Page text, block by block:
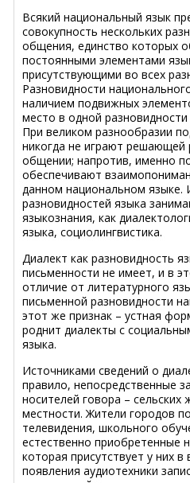
Всякий национальный язык
совокупность нескольких
общения, единство которых
постоянными элементами
присутствующими во всех
Разновидности
наличием подвижных
место в одной разновидности
При великом разнообразии
никогда не играют решающей
общении; напротив, именно
обеспечивают
данном национальном языке.
разновидностей языка
языкознания, как
языка, социолингвистика.
Диалект как разновидность
письменности не имеет, и в
отличие от литературного
письменной разновидности
этот же признак – устная
роднит диалекты с
языка.
Источниками сведений о
правило, непосредственные
носителей говора – сельских
местности. Жители городов
телевидения, школьного
естественно приобретенные
которая присутствует у них
появления аудиотехники